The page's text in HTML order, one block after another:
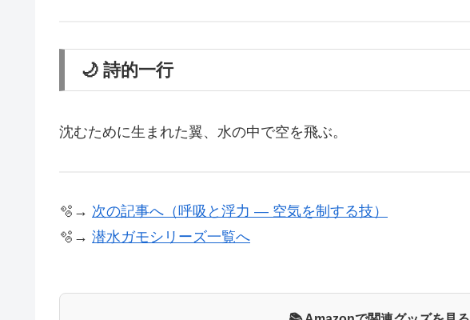
🌙 詩的一行
沈むために生まれた翼、水の中で空を飛ぶ。
🫧→ 次の記事へ（呼吸と浮力 ― 空気を制する技）
🫧→ 潜水ガモシリーズ一覧へ